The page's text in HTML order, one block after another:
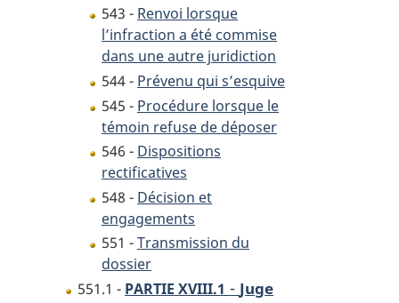
543 - Renvoi lorsque
l’infraction a été commise
dans une autre juridiction
544 - Prévenu qui s’esquive
545 - Procédure lorsque le
témoin refuse de déposer
546 - Dispositions
rectificatives
548 - Décision et
engagements
551 -Transmission du
dossier
551.1 - PARTIE XVIII.1 - Juge